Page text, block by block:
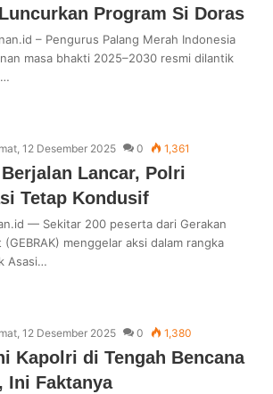
Program Si Doras
– Pengurus Palang Merah Indonesia
masa bhakti 2025–2030 resmi dilantik
12 Desember 2025 0 1,361
Lancar, Polri
Tetap Kondusif
— Sekitar 200 peserta dari Gerakan
(GEBRAK) menggelar aksi dalam rangka
Asasi…
12 Desember 2025 0 1,380
Kapolri di Tengah Bencana
Ini Faktanya